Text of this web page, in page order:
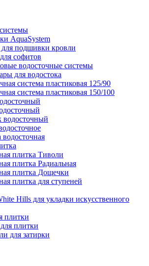
AquaSystem
подшивки кровли
софитов
водосточные системы
для водостока
система пластиковая 125/90
система пластиковая 150/100
водосточный
плитка Тиволи
плитка Радиальная
плитка Дощечки
плитка для ступеней
Hills для укладки искусственного
плитки
плитки
для затирки